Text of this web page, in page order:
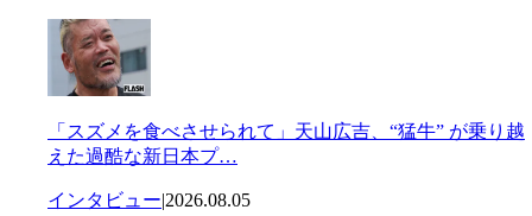
「スズメを食べさせられて」天山広吉、“猛牛” が乗り越
えた過酷な新日本プ…
インタビュー|2026.08.05